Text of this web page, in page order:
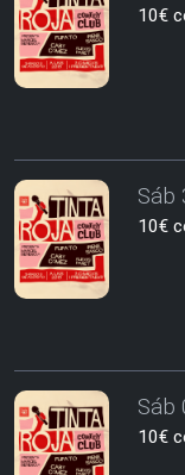
10€
Sáb
10€
Sáb
10€